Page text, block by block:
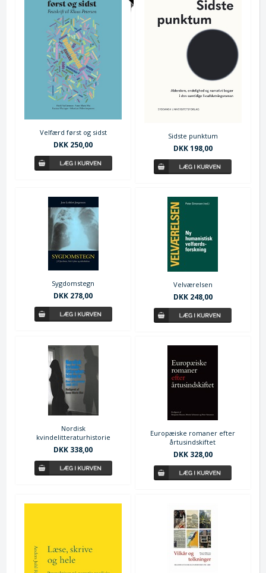
Velfærd først og sidst
DKK 250,00
Sidste punktum
DKK 198,00
Sygdomstegn
DKK 278,00
Velværelsen
DKK 248,00
Nordisk
kvindelitteraturhistorie
DKK 338,00
Europæiske romaner efter
årtusindskiftet
DKK 328,00